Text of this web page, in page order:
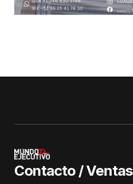
Contacto / Ventas